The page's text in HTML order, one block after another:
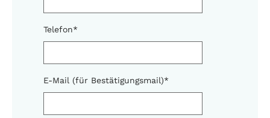
Telefon*
E-Mail (für Bestätigungsmail)*